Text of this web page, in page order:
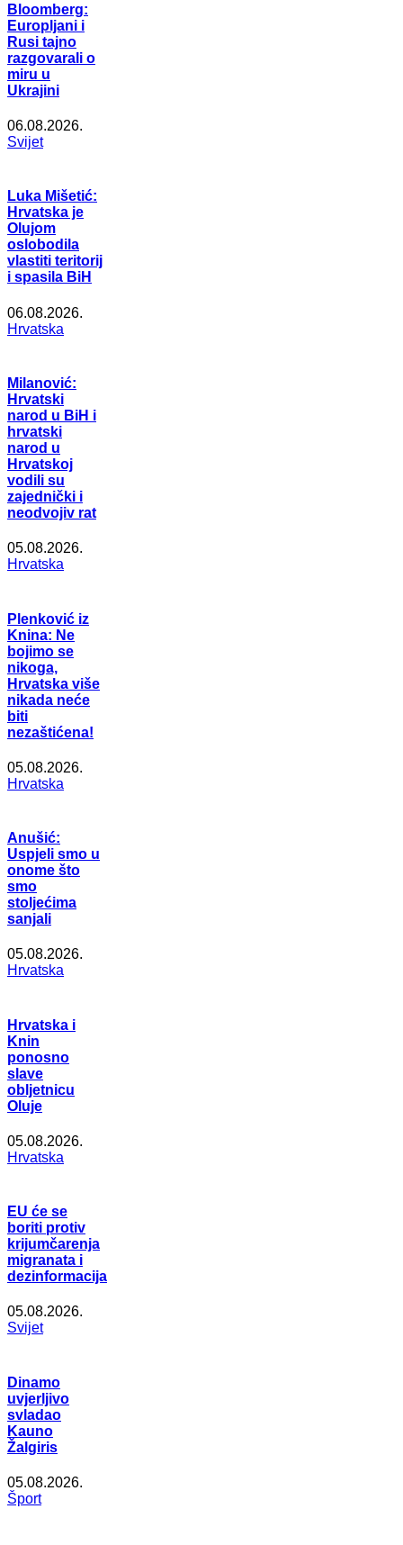
Bloomberg:
Europljani i
Rusi tajno
razgovarali o
miru u
Ukrajini
06.08.2026.
Svijet
Luka Mišetić:
Hrvatska je
Olujom
oslobodila
vlastiti teritorij
i spasila BiH
06.08.2026.
Hrvatska
Milanović:
Hrvatski
narod u BiH i
hrvatski
narod u
Hrvatskoj
vodili su
zajednički i
neodvojiv rat
05.08.2026.
Hrvatska
Plenković iz
Knina: Ne
bojimo se
nikoga,
Hrvatska više
nikada neće
biti
nezaštićena!
05.08.2026.
Hrvatska
Anušić:
Uspjeli smo u
onome što
smo
stoljećima
sanjali
05.08.2026.
Hrvatska
Hrvatska i
Knin
ponosno
slave
obljetnicu
Oluje
05.08.2026.
Hrvatska
EU će se
boriti protiv
krijumčarenja
migranata i
dezinformacija
05.08.2026.
Svijet
Dinamo
uvjerljivo
svladao
Kauno
Žalgiris
05.08.2026.
Šport